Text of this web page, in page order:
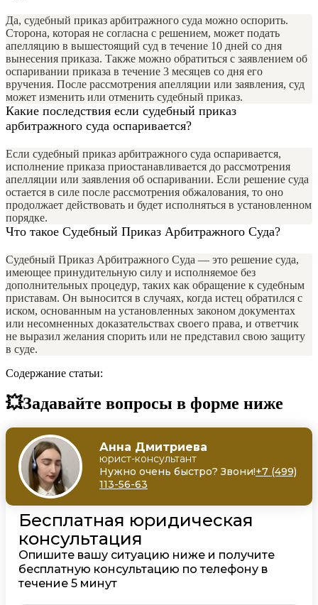
Да, судебный приказ арбитражного суда можно оспорить.
Сторона, которая не согласна с решением, может подать
апелляцию в вышестоящий суд в течение 10 дней со дня
вынесения приказа. Также можно обратиться с заявлением об
оспаривании приказа в течение 3 месяцев со дня его
вручения. После рассмотрения апелляции или заявления, суд
может изменить или отменить судебный приказ.
Какие последствия если судебный приказ
арбитражного суда оспаривается?
Если судебный приказ арбитражного суда оспаривается,
исполнение приказа приостанавливается до рассмотрения
апелляции или заявления об оспаривании. Если решение суда
остается в силе после рассмотрения обжалования, то оно
продолжает действовать и будет исполняться в установленном
порядке.
Что такое Судебный Приказ Арбитражного Суда?
Судебный Приказ Арбитражного Суда — это решение суда,
имеющее принудительную силу и исполняемое без
дополнительных процедур, таких как обращение к судебным
приставам. Он выносится в случаях, когда истец обратился с
иском, основанным на установленных законом документах
или несомненных доказательствах своего права, и ответчик
не выразил желания спорить или не представил свою защиту
в суде.
Содержание статьи:
💥Задавайте вопросы в форме ниже